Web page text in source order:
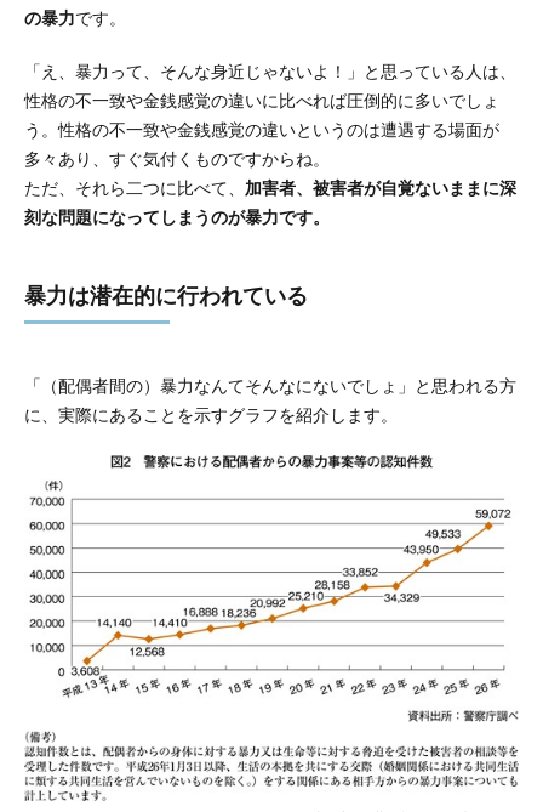
の暴力です。
「え、暴力って、そんな身近じゃないよ！」と思っている人は、
性格の不一致や金銭感覚の違いに比べれば圧倒的に多いでしょ
う。性格の不一致や金銭感覚の違いというのは遭遇する場面が
多々あり、すぐ気付くものですからね。
ただ、それら二つに比べて、 加害者、被害者が自覚ないままに深
刻な問題になってしまうのが暴力です。
暴力は潜在的に行われている
「（配偶者間の）暴力なんてそんなにないでしょ」と思われる方
に、実際にあることを示すグラフを紹介します。